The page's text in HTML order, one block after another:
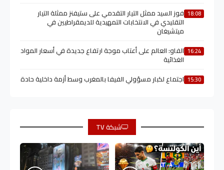
18:08 فوز السيد ممثل التيار التقدمي على ستيفنز ممثلة التيار
التقليدي في الانتخابات التمهيدية للديمقراطيين في
ميتشيغان
16:24 الفاو: العالم على أعتاب موجة ارتفاع جديدة في أسعار المواد
الغذائية
15:30 اجتماع لكبار مسؤولي الفيفا بالمغرب وسط أزمة داخلية حادة
شبكة TV